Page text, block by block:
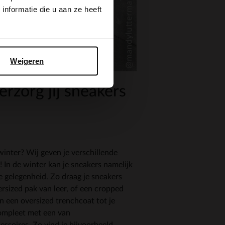
die u aan ze heeft
Weigeren
jij sneakers
Wij geven je verschillende
In de winter kan je sneakers namelijk
Zo draag je sneakers
pak van leer, of een cropped
een oversized trenchcoat tot je
met een van